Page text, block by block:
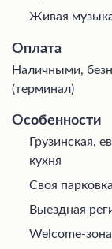
Живая
Оплата
Наличными,
(терминал)
Особенности
Грузинская,
кухня
Своя
Выездная
Welcome-зона